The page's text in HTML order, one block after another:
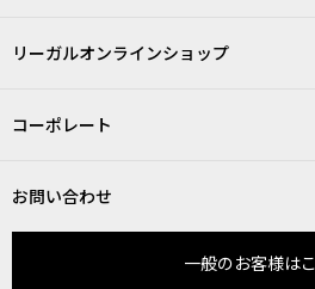
リーガルオンラインショップ
コーポレート
お問い合わせ
一般のお客様は